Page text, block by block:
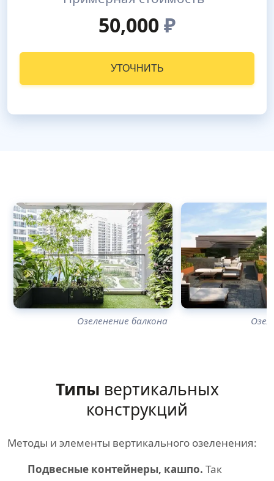
50,000₽
УТОЧНИТЬ
Озеленение балкона
Типы вертикальных
конструкций
Методы и элементы вертикального озеленения:
Подвесные контейнеры, кашпо. Так